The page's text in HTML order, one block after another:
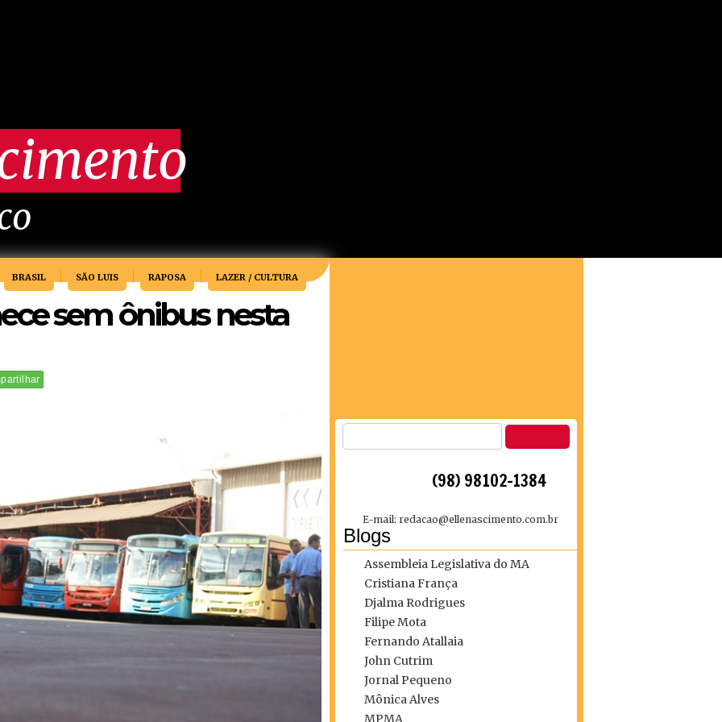
(98) 98102-1384
E-mail: redacao@ellenascimento.com.br
Blogs
Assembleia Legislativa do MA
Cristiana França
Djalma Rodrigues
Filipe Mota
Fernando Atallaia
John Cutrim
Jornal Pequeno
Mônica Alves
MPMA
BRASIL SÃO LUIS RAPOSA LAZER / CULTURA
sem ônibus nesta